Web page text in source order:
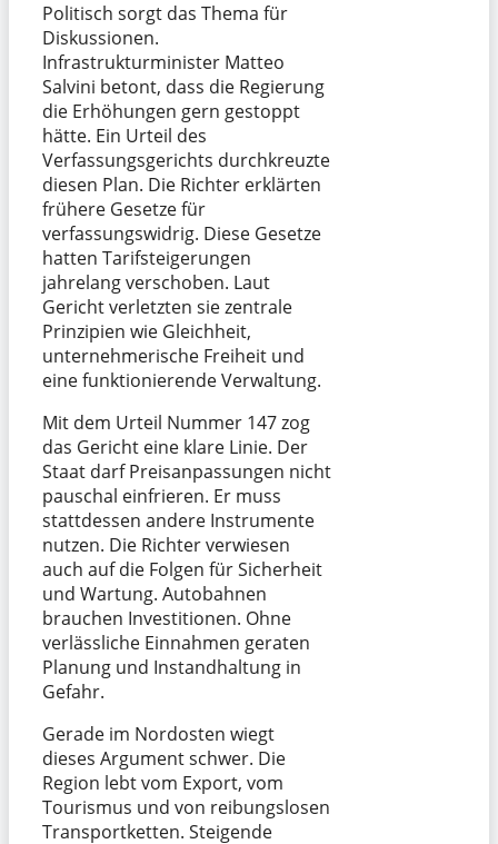
Politisch sorgt das Thema für
Diskussionen.
Infrastrukturminister Matteo
Salvini betont, dass die Regierung
die Erhöhungen gern gestoppt
hätte. Ein Urteil des
Verfassungsgerichts durchkreuzte
diesen Plan. Die Richter erklärten
frühere Gesetze für
verfassungswidrig. Diese Gesetze
hatten Tarifsteigerungen
jahrelang verschoben. Laut
Gericht verletzten sie zentrale
Prinzipien wie Gleichheit,
unternehmerische Freiheit und
eine funktionierende Verwaltung.
Mit dem Urteil Nummer 147 zog
das Gericht eine klare Linie. Der
Staat darf Preisanpassungen nicht
pauschal einfrieren. Er muss
stattdessen andere Instrumente
nutzen. Die Richter verwiesen
auch auf die Folgen für Sicherheit
und Wartung. Autobahnen
brauchen Investitionen. Ohne
verlässliche Einnahmen geraten
Planung und Instandhaltung in
Gefahr.
Gerade im Nordosten wiegt
dieses Argument schwer. Die
Region lebt vom Export, vom
Tourismus und von reibungslosen
Transportketten. Steigende